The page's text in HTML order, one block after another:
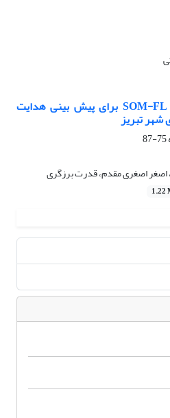
ارزیابی توانایی مدل ترکیبی SOM-FL برای پیش ‏بینی هدایت
شهر تبریز
75-87
اصغر اصغری مقدم، قدرت برزگری
1.22